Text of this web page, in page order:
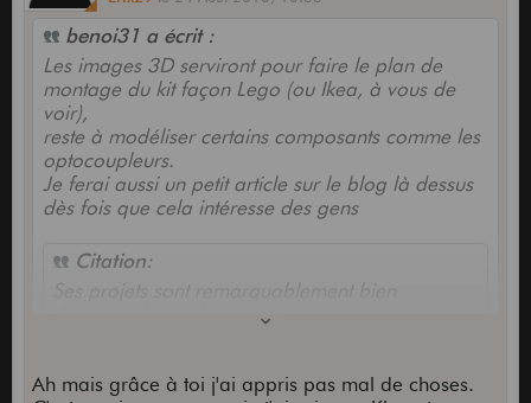
benoi31 a écrit :
Les images 3D serviront pour faire le plan de
montage du kit façon Lego (ou Ikea, à vous de
voir),
reste à modéliser certains composants comme les
optocoupleurs.
Je ferai aussi un petit article sur le blog là dessus
dès fois que cela intéresse des gens
Citation:
documentés ça c'est super
transparence, je trouve que ça manque un peu
Ah mais grâce à toi j'ai appris pas mal de choses.